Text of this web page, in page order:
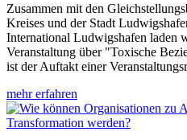
Zusammen mit den
Kreises und der Stadt
International Ludwigshafen laden
Veranstaltung über "Toxische
ist der Auftakt einer
mehr erfahren